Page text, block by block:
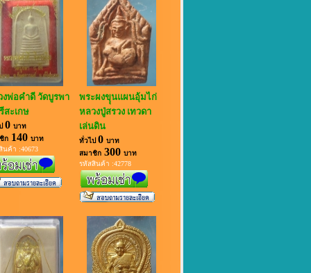
งพ่อคำดี วัดบูรพา
สะเกษ
0 บาท
ก140 บาท
นค้า :40673
พระผงขุุนแผนอุ้มไก่
หลวงปู่สรวง เทวดา
เล่นดิน
ทั่วไป 0 บาท
สมาชิก300 บาท
รหัสสินค้า :42778